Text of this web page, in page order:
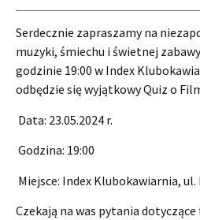
Serdecznie zapraszamy na
muzyki, śmiechu i świetnej
godzinie 19:00 w Index
odbędzie się wyjątkowy Quiz o
Data: 23.05.2024 r.
Godzina: 19:00
Miejsce: Index Klubokawiarnia, ul.
Czekają na was pytania